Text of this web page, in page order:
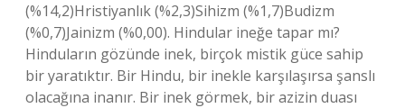
(%14,2)Hristiyanlık (%2,3)Sihizm (%1,7)Budizm
(%0,7)Jainizm (%0,00). Hindular ineğe tapar mı?
Hinduların gözünde inek, birçok mistik güce sahip
bir yaratıktır. Bir Hindu, bir inekle karşılaşırsa şanslı
olacağına inanır. Bir inek görmek, bir azizin duası